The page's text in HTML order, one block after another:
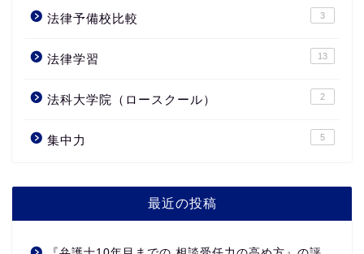
法律予備校比較 3
法律学習 13
法科大学院（ロースクール） 2
集中力 5
最近の投稿